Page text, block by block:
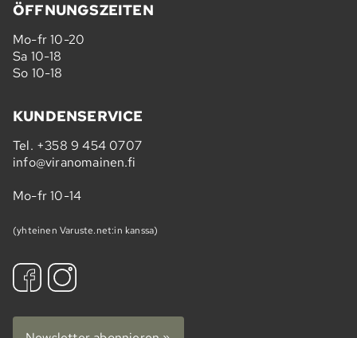
ÖFFNUNGSZEITEN
Mo-fr 10-20
Sa 10-18
So 10-18
KUNDENSERVICE
Tel. +358 9 454 0707
info@viranomainen.fi
Mo-fr 10-14
(yhteinen Varuste.net:in kanssa)